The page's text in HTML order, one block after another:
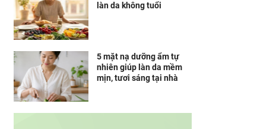
làn da không tuổi
5 mặt nạ dưỡng ẩm tự
nhiên giúp làn da mềm
mịn, tươi sáng tại nhà